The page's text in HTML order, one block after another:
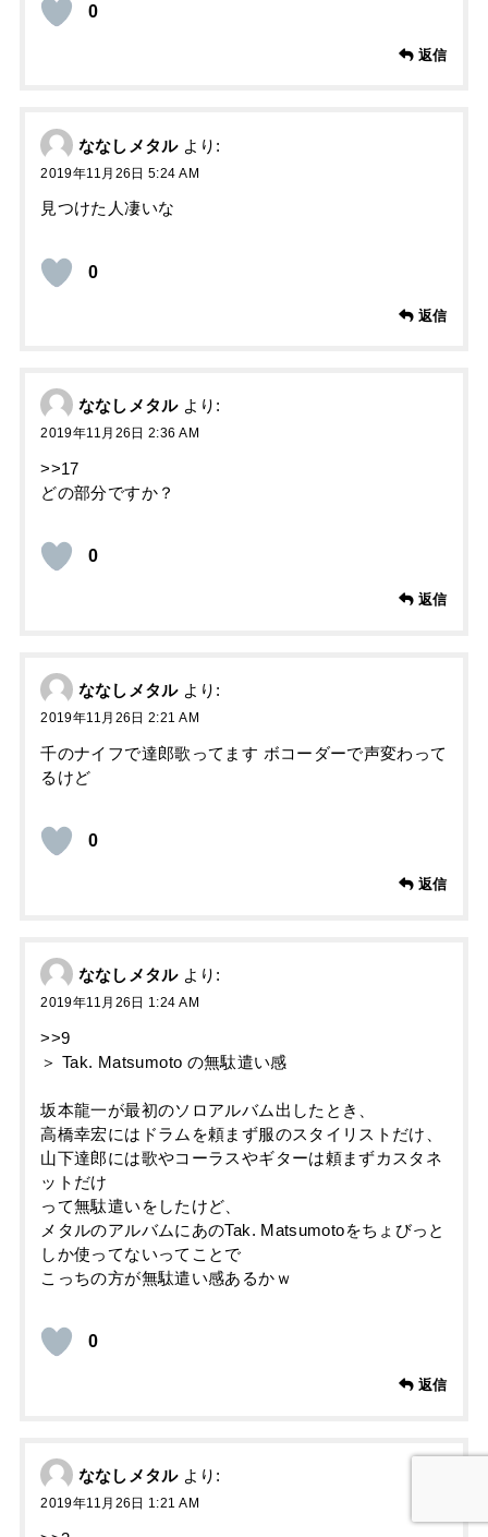
0
返信
ななしメタル より:
2019年11月26日 5:24 AM
見つけた人凄いな
0
返信
ななしメタル より:
2019年11月26日 2:36 AM
>>17
どの部分ですか？
0
返信
ななしメタル より:
2019年11月26日 2:21 AM
千のナイフで達郎歌ってます ボコーダーで声変わって
るけど
0
返信
ななしメタル より:
2019年11月26日 1:24 AM
>>9
＞ Tak. Matsumoto の無駄遣い感
坂本龍一が最初のソロアルバム出したとき、
高橋幸宏にはドラムを頼まず服のスタイリストだけ、
山下達郎には歌やコーラスやギターは頼まずカスタネ
ットだけ
って無駄遣いをしたけど、
メタルのアルバムにあのTak. Matsumotoをちょびっと
しか使ってないってことで
こっちの方が無駄遣い感あるかｗ
0
返信
ななしメタル より:
2019年11月26日 1:21 AM